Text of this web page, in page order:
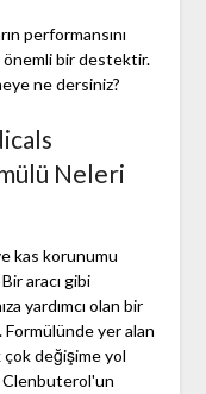
performansını
önemli bir destektir.
ne dersiniz?
Neleri
kas korunumu
aracı gibi
yardımcı olan bir
Formülünde yer alan
değişime yol
Clenbuterol'un